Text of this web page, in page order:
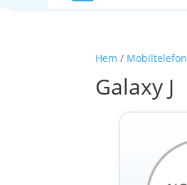
Hem / Mobiltelefon
Galaxy J